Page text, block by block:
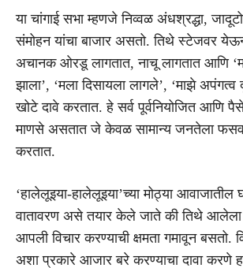
या चांगाई सभा म्हणजे निव्वळ अंधश्रद्धा,
संमोहन यांचा बाजार असतो. तिथे स्टेजवर
अचानक ओरडू लागतात, नाचू लागतात आणि
झाला’, ‘मला दिसायला लागले’, ‘माझे
खोटे दावे करतात. हे सर्व पूर्वनियोजित
माणसे असतात जे केवळ सामान्य जनतेला
करतात.
‘हालेलूइया-हालेलूइया’च्या मोठ्या आवाजातील
वातावरण असे तयार केले जाते की तिथे आलेला
आपली विचार करण्याची क्षमता गमावून बसतो.
अशा प्रकारे आजार बरे करण्याचा दावा करणे हा